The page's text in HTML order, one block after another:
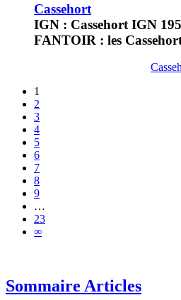
Cassehort
IGN : Cassehort IGN
FANTOIR : les
1
2
3
4
5
6
7
8
9
…
23
∞
Sommaire Articles